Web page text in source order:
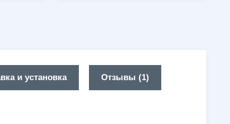
и установка Отзывы (1)